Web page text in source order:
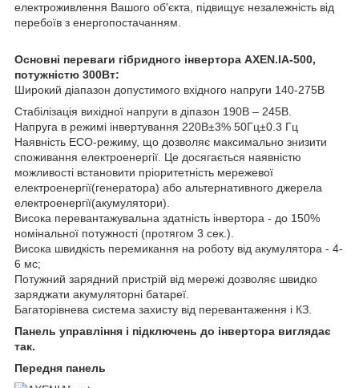
електроживлення Вашого об'єкта, підвищує незалежність від
перебоїв з енергопостачанням.
Основні переваги гібридного інвертора AXEN.IA-500,
потужністю 300Вт:
Широкий діапазон допустимого вхідного напруги 140-275В
Стабілізація вихідної напруги в діпазон 190В – 245В.
Напруга в режимі інвертування 220В±3% 50Гц±0.3 Гц
Наявність ECO-режиму, що дозволяє максимально знизити
споживання електроенергії. Це досягається наявністю
можливості встановити пріоритетність мережевої
електроенергії(генератора) або альтернативного джерела
електроенергії(акумулятори).
Висока перевантажувальна здатність інвертора - до 150%
номінальної потужності (протягом 3 сек.).
Висока швидкість перемикання на роботу від акумулятора - 4-
6 мс;
Потужний зарядний пристрій від мережі дозволяє швидко
заряджати акумуляторні батареї.
Багаторівнева система захисту від перевантаження і КЗ.
Панель управління і підключень до інвертора виглядає
так.
Передня панель